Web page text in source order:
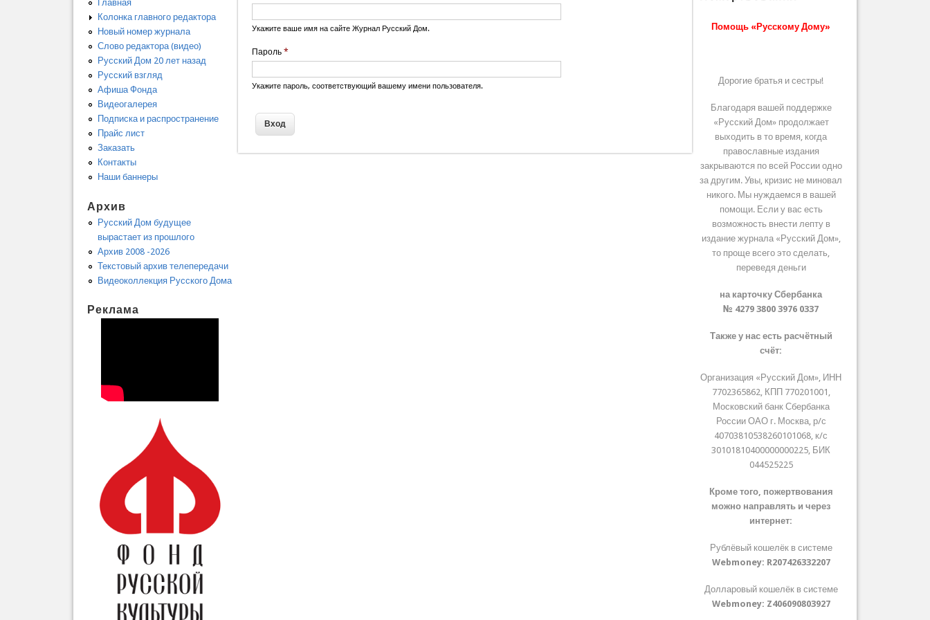
Укажите ваше имя на сайте Журнал Русский Дом.
Пароль*
Укажите пароль, соответствующий вашему имени пользователя.
Главная
Колонка главного редактора
Новый номер журнала
Слово редактора (видео)
Русский Дом 20 лет назад
Русский взгляд
Афиша Фонда
Видеогалерея
Подписка и распространение
Прайс лист
Заказать
Контакты
Наши баннеры
Архив
Русский Дом будущее
вырастает из прошлого
Архив 2008 -2026
Текстовый архив телепередачи
Видеоколлекция Русского Дома
Реклама
Помощь «Русскому Дому»
Дорогие братья и сестры!
Благодаря вашей поддержке
«Русский Дом» продолжает
выходить в то время, когда
православные издания
закрываются по всей России одно
за другим. Увы, кризис не миновал
никого. Мы нуждаемся в вашей
помощи. Если у вас есть
возможность внести лепту в
издание журнала «Русский Дом»,
то проще всего это сделать,
переведя деньги
на карточку Сбербанка
№ 4279 3800 3976 0337
Также у нас есть расчётный
счёт:
Организация «Русский Дом», ИНН
7702365862, КПП 770201001,
Московский банк Сбербанка
России ОАО г. Москва, р/с
40703810538260101068, к/с
30101810400000000225, БИК
044525225
Кроме того, пожертвования
можно направлять и через
интернет:
Рублёвый кошелёк в системе
Webmoney: R207426332207
Долларовый кошелёк в системе
Webmoney: Z406090803927